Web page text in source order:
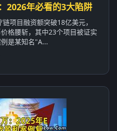
2026年必看的3大陷阱
项目融资额突破18亿美元，
格腰斩，其中23个项目被证实
是某知名"A...